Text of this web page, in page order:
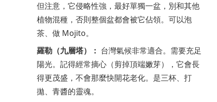
但注意，它侵略性強，最好單獨一盆，別和其他
植物混種，否則整個盆都會被它佔領。可以泡
茶、做 Mojito。
羅勒（九層塔）： 台灣氣候非常適合。需要充足
陽光。記得經常摘心（剪掉頂端嫩芽），它會長
得更茂盛，不會那麼快開花老化。是三杯、打
拋、青醬的靈魂。